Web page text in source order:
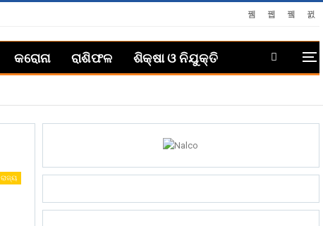
କରୋନା ରାଶିଫଳ ଶିକ୍ଷା ଓ ନିଯୁକ୍ତି
ରାଜ୍ୟ